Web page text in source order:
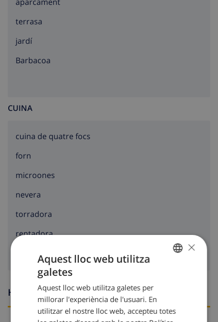
terrasa
jardí
barbacoa
CUINA
cuina de quatre focs
forn
microones
nevera
torradora
rentadora
Hores d’arribada i sortida DUTCH
×
Aquest lloc web utilitza
galetes
Aquest lloc web utilitza galetes per
millorar l'experiència de l'usuari. En
utilitzar el nostre lloc web, accepteu totes